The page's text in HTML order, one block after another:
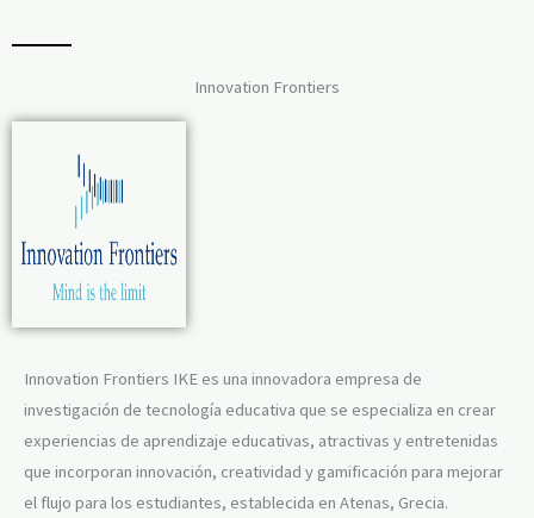
Innovation Frontiers
Innovation Frontiers IKE es una innovadora empresa de
investigación de tecnología educativa que se especializa en crear
experiencias de aprendizaje educativas, atractivas y entretenidas
que incorporan innovación, creatividad y gamificación para mejorar
el flujo para los estudiantes, establecida en Atenas, Grecia.